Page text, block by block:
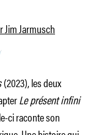
Jim Jarmusch
(2023), les deux
Le présent infini
ci raconte son